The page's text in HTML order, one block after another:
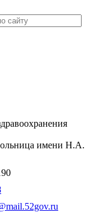
имени Н.А.